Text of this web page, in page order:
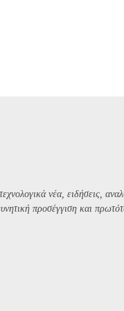
νέα, ειδήσεις,
προσέγγιση και